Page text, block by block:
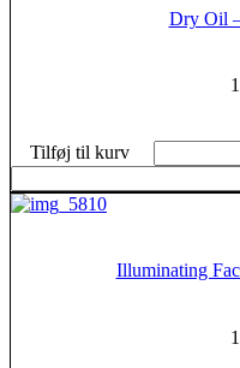
Dry Oil
Tilføj til kurv
Illuminating